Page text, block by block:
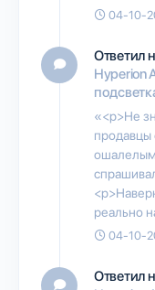
04-10-
Ответил
Hyperion
«<p>Не
продавцы
реально
04-10-
Ответил